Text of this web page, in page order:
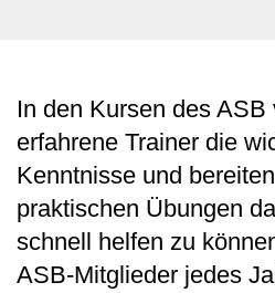
In den Kursen des ASB
erfahrene Trainer die
Kenntnisse und
praktischen Übungen
schnell helfen zu
ASB-Mitglieder jedes